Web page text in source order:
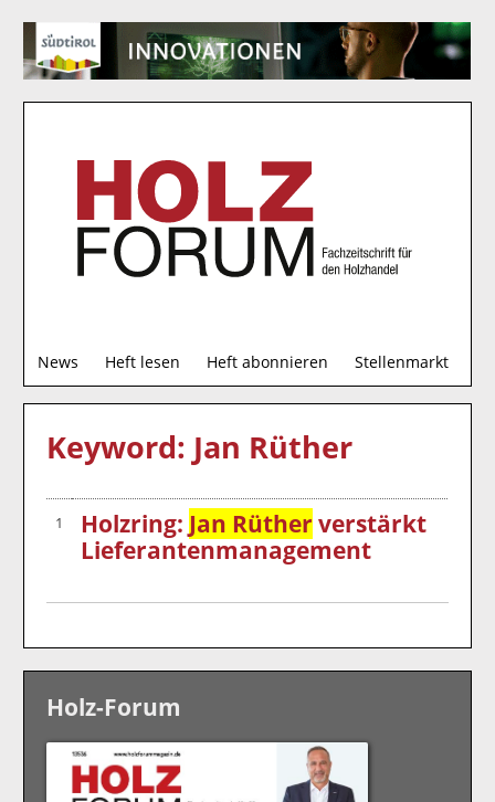
News Heft lesen Heft abonnieren Stellenmarkt
u
c
Keyword: Jan Rüther
1 Holzring: Jan Rüther verstärkt
Lieferantenmanagement
Holz-Forum